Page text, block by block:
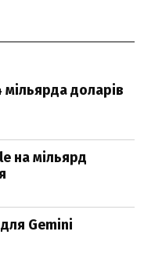
мільярда доларів
на мільярд
Gemini